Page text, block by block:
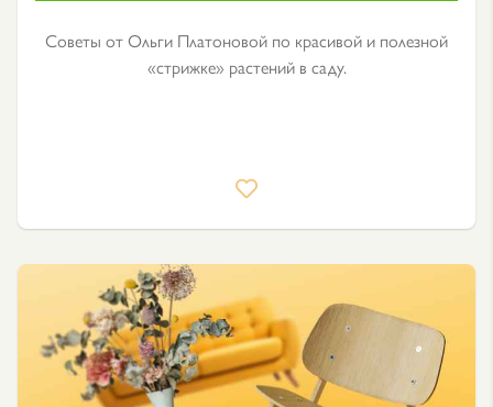
Советы от Ольги Платоновой по красивой и полезной
«стрижке» растений в саду.